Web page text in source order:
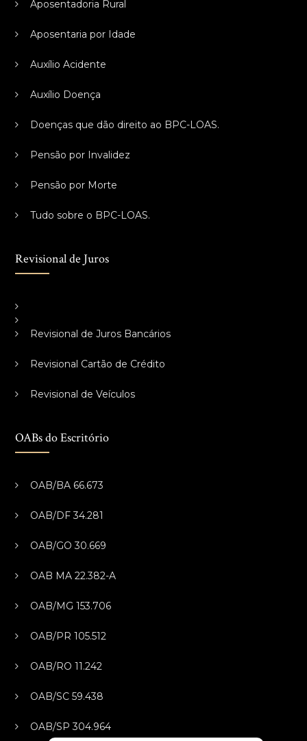
Aposentadoria Rural
Aposentaria por Idade
Auxílio Acidente
Auxílio Doença
Doenças que dão direito ao BPC-LOAS.
Pensão por Invalidez
Pensão por Morte
Tudo sobre o BPC-LOAS.
Revisional de Juros
Revisional de Juros Bancários
Revisional Cartão de Crédito
Revisional de Veículos
OABs do Escritório
OAB/BA 66.673
OAB/DF 34.281
OAB/GO 30.669
OAB MA 22.382-A
OAB/MG 153.706
OAB/PR 105.512
OAB/RO 11.242
OAB/SC 59.438
OAB/SP 304.964